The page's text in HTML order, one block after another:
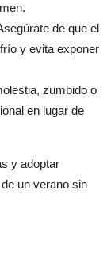
de que el
y evita exponer
zumbido o
en lugar de
y adoptar
un verano sin